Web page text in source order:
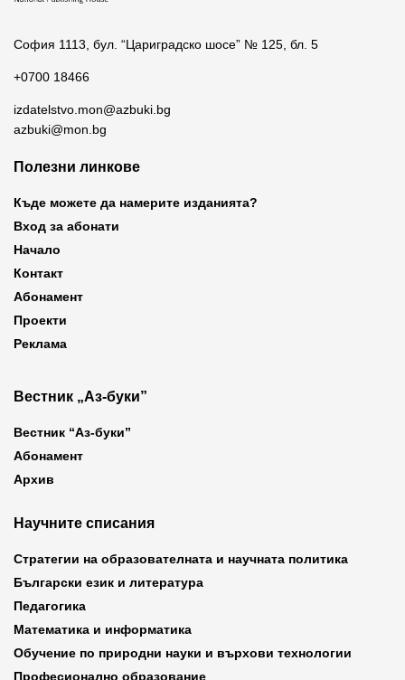
София 1113, бул. “Цариградско шосе” № 125, бл. 5
+0700 18466
izdatelstvo.mon@azbuki.bg
azbuki@mon.bg
Полезни линкове
Къде можете да намерите изданията?
Вход за абонати
Начало
Контакт
Абонамент
Проекти
Реклама
Вестник „Аз-буки”
Вестник “Аз-буки”
Абонамент
Архив
Научните списания
Стратегии на образователната и научната политика
Български език и литература
Педагогика
Математика и информатика
Обучение по природни науки и върхови технологии
Професионално образование